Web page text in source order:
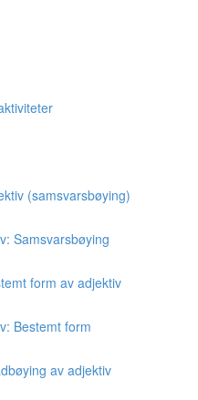
(samsvarsbøying)
Samsvarsbøying
form av adjektiv
Bestemt form
av adjektiv